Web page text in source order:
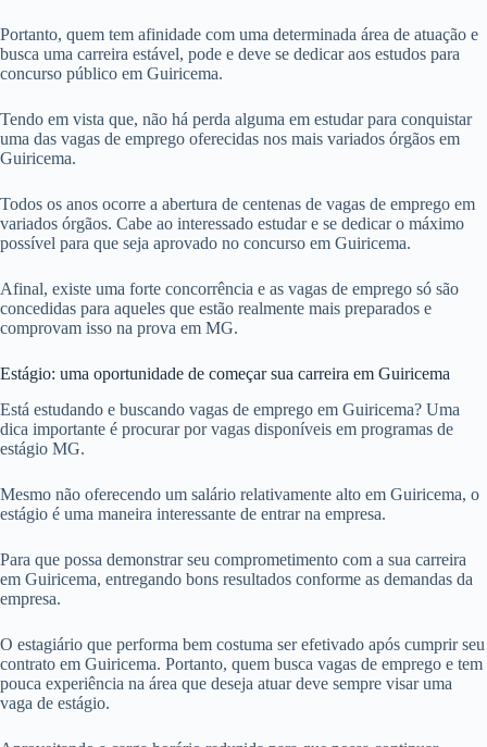
Portanto, quem tem afinidade com uma determinada área de atuação e
busca uma carreira estável, pode e deve se dedicar aos estudos para
concurso público em Guiricema.
Tendo em vista que, não há perda alguma em estudar para conquistar
uma das vagas de emprego oferecidas nos mais variados órgãos em
Guiricema.
Todos os anos ocorre a abertura de centenas de vagas de emprego em
variados órgãos. Cabe ao interessado estudar e se dedicar o máximo
possível para que seja aprovado no concurso em Guiricema.
Afinal, existe uma forte concorrência e as vagas de emprego só são
concedidas para aqueles que estão realmente mais preparados e
comprovam isso na prova em MG.
Estágio: uma oportunidade de começar sua carreira em Guiricema
Está estudando e buscando vagas de emprego em Guiricema? Uma
dica importante é procurar por vagas disponíveis em programas de
estágio MG.
Mesmo não oferecendo um salário relativamente alto em Guiricema, o
estágio é uma maneira interessante de entrar na empresa.
Para que possa demonstrar seu comprometimento com a sua carreira
em Guiricema, entregando bons resultados conforme as demandas da
empresa.
O estagiário que performa bem costuma ser efetivado após cumprir seu
contrato em Guiricema. Portanto, quem busca vagas de emprego e tem
pouca experiência na área que deseja atuar deve sempre visar uma
vaga de estágio.